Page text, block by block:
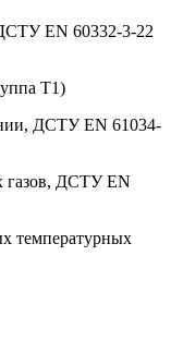
EN 60332-3-22
T1)
ДСТУ EN 61034-
газов, ДСТУ EN
температурных